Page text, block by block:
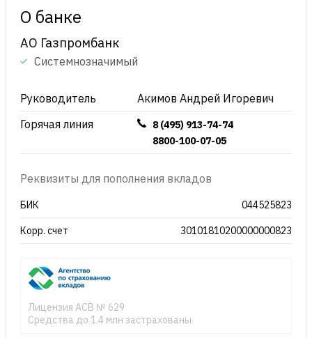
О банке
АО Газпромбанк
Системнозначимый
Руководитель
Акимов Андрей Игоревич
Горячая линия
8 (495) 913-74-74
8800-100-07-05
Реквизиты для пополнения вкладов
БИК 044525823
Корр. счет 30101810200000000823
Лицензия АСВ № 629
Средства до 1.4 млн застрахованы